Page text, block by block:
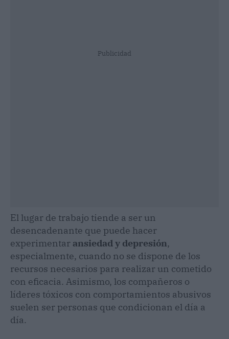
Publicidad
El lugar de trabajo tiende a ser un
desencadenante que puede hacer
experimentar ansiedad y depresión,
especialmente, cuando no se dispone de los
recursos necesarios para realizar un cometido
con eficacia. Asimismo, los compañeros o
líderes tóxicos con comportamientos abusivos
suelen ser personas que condicionan el día a
día.